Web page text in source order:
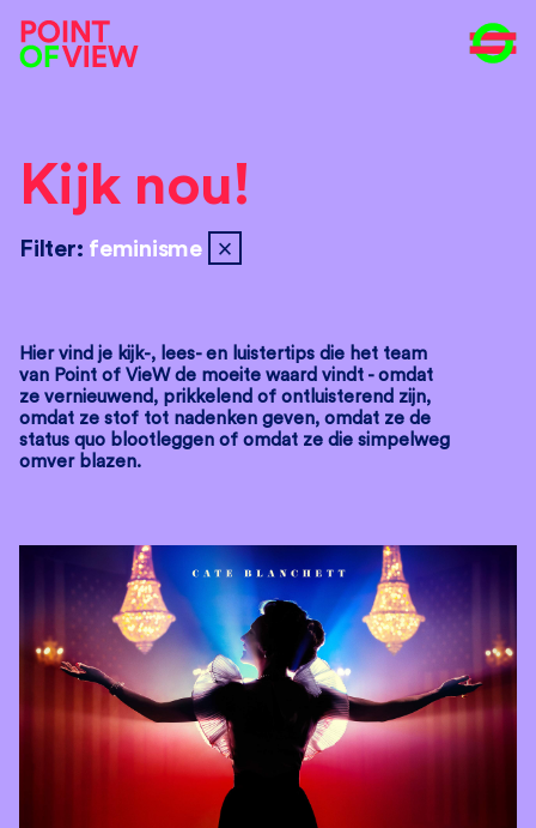
Kijk nou!
Filter: feminisme close
Hier vind je kijk-, lees- en luistertips die het team
van Point of VieW de moeite waard vindt - omdat
ze vernieuwend, prikkelend of ontluisterend zijn,
omdat ze stof tot nadenken geven, omdat ze de
status quo blootleggen of omdat ze die simpelweg
omver blazen.